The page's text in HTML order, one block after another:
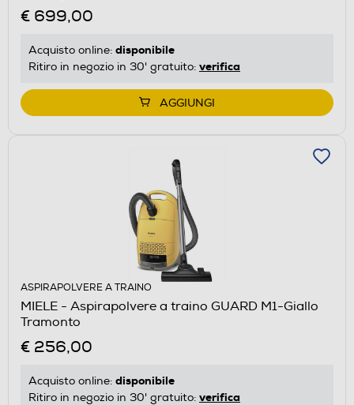
€ 699,00
Acquisto online: disponibile
Ritiro in negozio in 30' gratuito: verifica
AGGIUNGI
ASPIRAPOLVERE A TRAINO
MIELE - Aspirapolvere a traino GUARD M1-Giallo
Tramonto
€ 256,00
Acquisto online: disponibile
Ritiro in negozio in 30' gratuito: verifica